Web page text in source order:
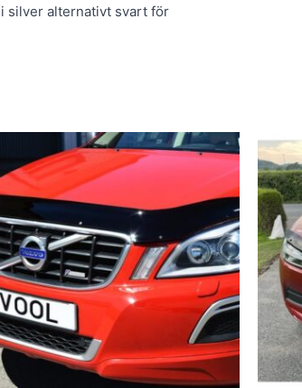
silver alternativt svart för